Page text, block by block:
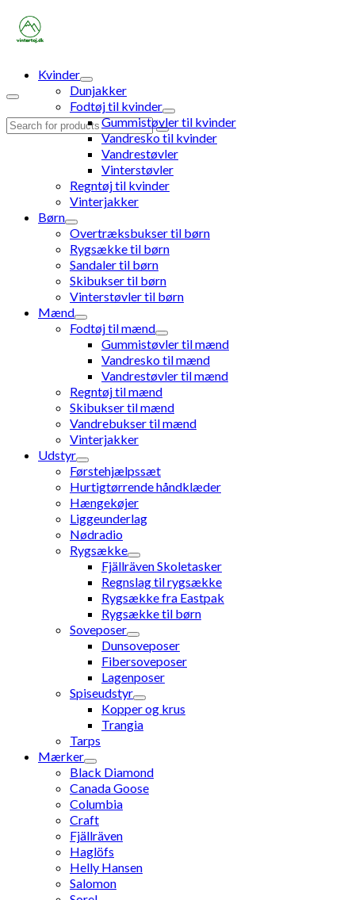
Search
Kvinder
Dunjakker
Fodtøj til kvinder
Gummistøvler til kvinder
Vandresko til kvinder
Vandrestøvler
Vinterstøvler
Regntøj til kvinder
Vinterjakker
Børn
Overtræksbukser til børn
Rygsække til børn
Sandaler til børn
Skibukser til børn
Vinterstøvler til børn
Mænd
Fodtøj til mænd
Gummistøvler til mænd
Vandresko til mænd
Vandrestøvler til mænd
Regntøj til mænd
Skibukser til mænd
Vandrebukser til mænd
Vinterjakker
Udstyr
Førstehjælpssæt
Hurtigtørrende håndklæder
Hængekøjer
Liggeunderlag
Nødradio
Rygsække
Fjällräven Skoletasker
Regnslag til rygsække
Rygsække fra Eastpak
Rygsække til børn
Soveposer
Dunsoveposer
Fibersoveposer
Lagenposer
Spiseudstyr
Kopper og krus
Trangia
Tarps
Mærker
Black Diamond
Canada Goose
Columbia
Craft
Fjällräven
Haglöfs
Helly Hansen
Salomon